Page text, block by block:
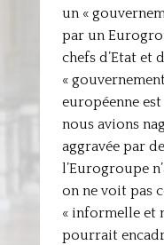
un «
par un
chefs d’Etat et
«
européenne
nous avions
aggravée par
l’Eurogroupe
on ne voit pas
« informelle et
pourrait